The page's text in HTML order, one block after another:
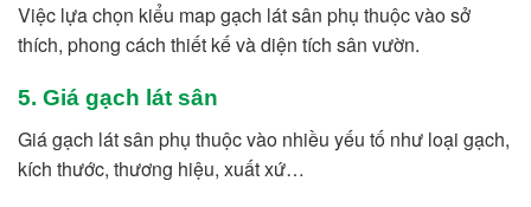
Việc lựa chọn kiểu map gạch lát sân phụ thuộc vào sở
thích, phong cách thiết kế và diện tích sân vườn.
5. Giá gạch lát sân
Giá gạch lát sân phụ thuộc vào nhiều yếu tố như loại gạch,
kích thước, thương hiệu, xuất xứ…